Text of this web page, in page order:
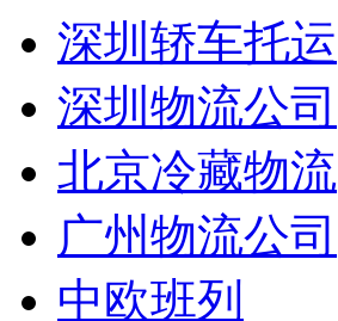
深圳轿车托运
深圳物流公司
北京冷藏物流
广州物流公司
中欧班列